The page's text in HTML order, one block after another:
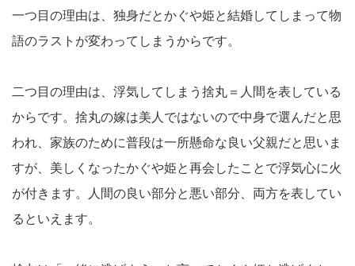
一つ目の理由は、独身だとかぐや姫と結婚してしまって物
語のラストが変わってしまうからです。
二つ目の理由は、浮気してしまう捨丸＝人間を表している
からです。捨丸の嫁は美人ではないので中身で選んだと思
われ、家族のために普段は一所懸命な良い父親だと思いま
すが、美しくなったかぐや姫と再会したことで浮気心に火
が付きます。人間の良い部分と悪い部分、両方を表してい
るといえます。